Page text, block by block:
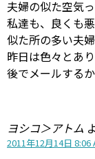
夫婦の似た空気
私達も、良くも
似た所の多い夫
昨日は色々とあり
後でメールするか
ヨシコ＞アトム
2011年12月14日 8:06